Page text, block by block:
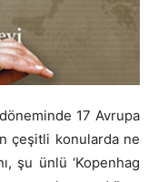
17 Avrupa
çeşitli konularda ne
şu ünlü ‘Kopenhag